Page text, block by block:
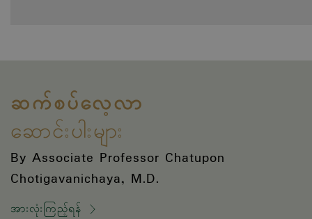
ဆက်စပ်လေ့လာ
ဆောင်းပါးများ
By Associate Professor Chatupon
Chotigavanichaya, M.D.
အားလုံးကြည့်ရန်